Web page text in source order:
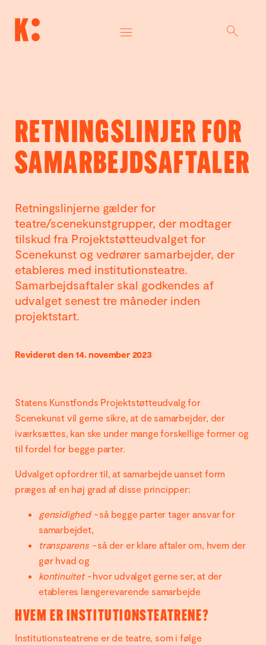
RETNINGSLINJER FOR
SAMARBEJDSAFTALER
Retningslinjerne gælder for
teatre/scenekunstgrupper, der modtager
tilskud fra Projektstøtteudvalget for
Scenekunst og vedrører samarbejder, der
etableres med institutionsteatre.
Samarbejdsaftaler skal godkendes af
udvalget senest tre måneder inden
projektstart.
Revideret den 14. november 2023
Statens Kunstfonds Projektstøtteudvalg for
Scenekunst vil gerne sikre, at de samarbejder, der
iværksættes, kan ske under mange forskellige former og
til fordel for begge parter.
Udvalget opfordrer til, at samarbejde uanset form
præges af en høj grad af disse principper:
gensidighed -så begge parter tager ansvar for
samarbejdet,
transparens -så der er klare aftaler om, hvem der
gør hvad og
kontinuitet -hvor udvalget gerne ser, at der
etableres længerevarende samarbejde
HVEM ER INSTITUTIONSTEATRENE?
Institutionsteatrene er de teatre, som i følge